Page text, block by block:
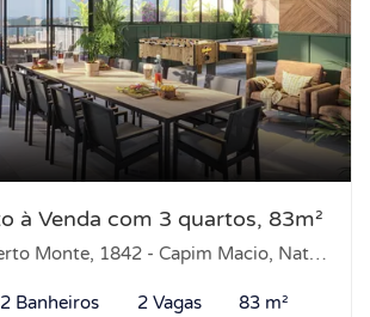
à Venda com 3 quartos, 83m²
Monte, 1842 - Capim Macio, Natal-RN
2 Banheiros 2 Vagas 83 m²